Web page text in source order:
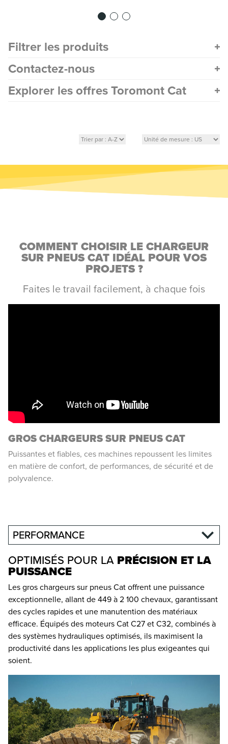
Filtrer les produits
Contactez-nous
Explorer les offres Toromont Cat
COMMENT CHOISIR LE CHARGEUR
SUR PNEUS CAT IDÉAL POUR VOS
PROJETS ?
Faites le travail facilement, à chaque fois
GROS CHARGEURS SUR PNEUS CAT
Puissantes et fiables, ces machines repoussent les limites
en matière de confort, de performances, de sécurité et de
polyvalence.
PERFORMANCE
OPTIMISÉS POUR LA PRÉCISION ET LA
PUISSANCE
Les gros chargeurs sur pneus Cat offrent une puissance
exceptionnelle, allant de 449 à 2 100 chevaux, garantissant
des cycles rapides et une manutention des matériaux
efficace. Équipés des moteurs Cat C27 et C32, combinés à
des systèmes hydrauliques optimisés, ils maximisent la
productivité dans les applications les plus exigeantes qui
soient.